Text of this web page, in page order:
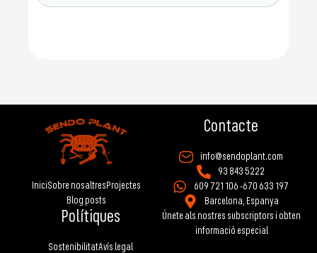
IniciSobre nosaltres Projectes
Blog posts
Contacte
info@sendoplant.com
93 843 5222
609 721 106 -670 633 197
Barcelona, Espanya
Polítiques
SostenibilitatAvís legal
Únete als nostres subscriptors i obten
informació especial